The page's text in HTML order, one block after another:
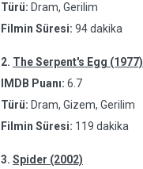
Türü: Dram, Gerilim
Filmin Süresi: 94 dakika
2. The Serpent's Egg (1977)
IMDB Puanı: 6.7
Türü: Dram, Gizem, Gerilim
Filmin Süresi: 119 dakika
3. Spider (2002)